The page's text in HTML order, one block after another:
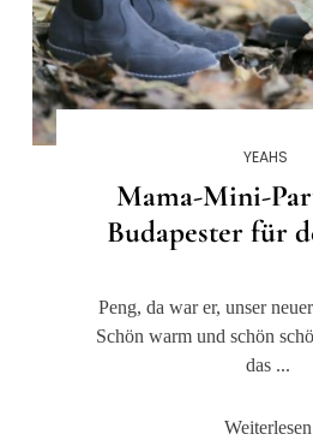
YEAHS
Mama-Mini-
Budapester für
Peng, da war er, unser
Schön warm und schön
das ...
Weiterlesen